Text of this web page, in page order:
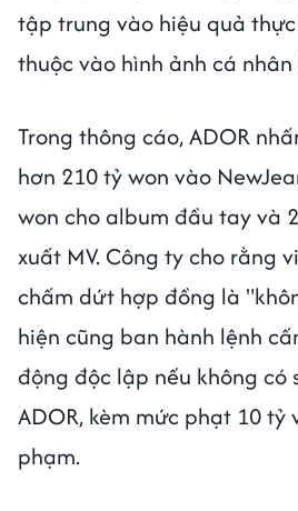
tập trung vào hiệu quả
thuộc vào hình ảnh cá
Trong thông cáo, ADOR
hơn 210 tỷ won vào
won cho album đầu tay và
xuất MV. Công ty cho rằng
chấm dứt hợp đồng là
hiện cũng ban hành lệnh
động độc lập nếu không có
ADOR, kèm mức phạt 10 tỷ
phạm.